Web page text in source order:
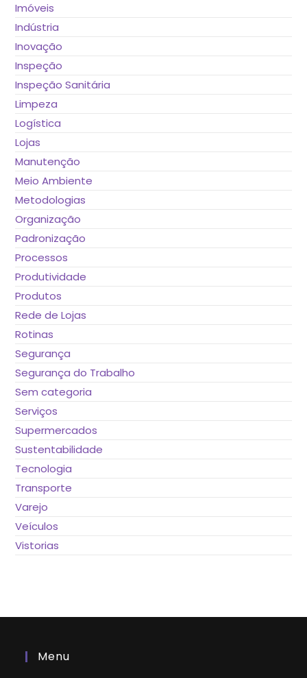
Imóveis
Indústria
Inovação
Inspeção
Inspeção Sanitária
Limpeza
Logística
Lojas
Manutenção
Meio Ambiente
Metodologias
Organização
Padronização
Processos
Produtividade
Produtos
Rede de Lojas
Rotinas
Segurança
Segurança do Trabalho
Sem categoria
Serviços
Supermercados
Sustentabilidade
Tecnologia
Transporte
Varejo
Veículos
Vistorias
Menu